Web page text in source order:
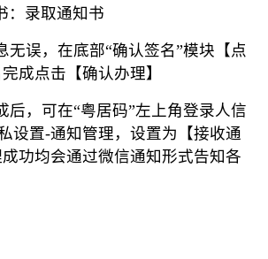
：录取通知书
无误，在底部“确认签名”模块【点
成点击【确认办理】
后，可在“粤居码”左上角登录人信
设置-通知管理，设置为【接收通
功均会通过微信通知形式告知各